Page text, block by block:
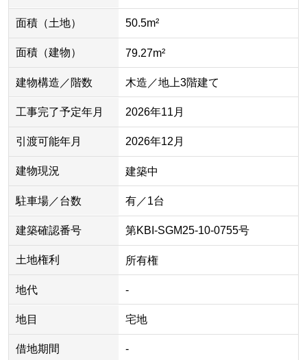
面積（土地） 50.5m²
面積（建物） 79.27m²
建物構造／階数 木造／地上3階建て
工事完了予定年月 2026年11月
引渡可能年月 2026年12月
建物現況 建築中
駐車場／台数 有／1台
建築確認番号 第KBI-SGM25-10-0755号
土地権利 所有権
地代 -
地目 宅地
借地期間 -